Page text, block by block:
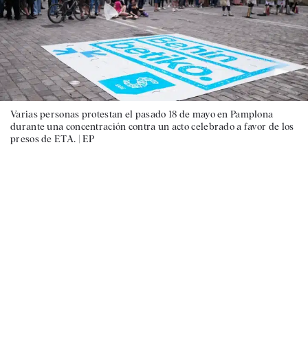
Varias personas protestan el pasado 18 de mayo en Pamplona
durante una concentración contra un acto celebrado a favor de los
presos de ETA. |EP